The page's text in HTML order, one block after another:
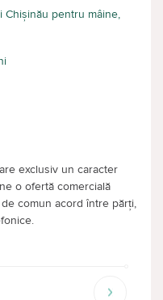
Chișinău pentru mâine,
exclusiv un caracter
o ofertă comercială
comun acord între părți,